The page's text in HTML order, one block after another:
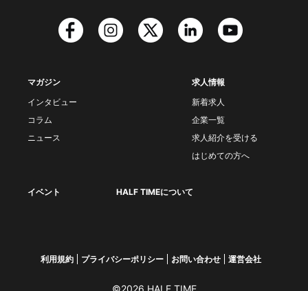
マガジン
インタビュー
コラム
ニュース
求人情報
新着求人
企業一覧
求人紹介を受ける
はじめての方へ
イベント HALF TIMEについて
利用規約 プライバシーポリシー お問い合わせ 運営会社
©2026 HALF TIME